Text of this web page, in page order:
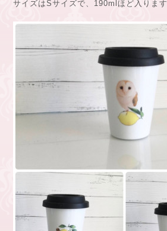
サイズはSサイズで、190mlほど入ります